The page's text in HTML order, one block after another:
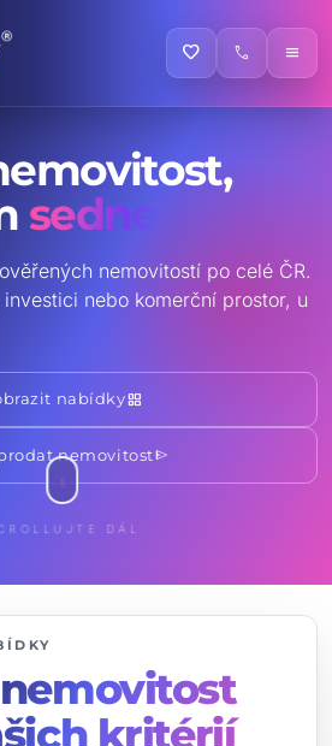
favorite call menu
sedne
nemovitostí po celé ČR.
nebo komerční prostor, u
nabídkygrid_view
nemovitostsend
DÁL
kritérií